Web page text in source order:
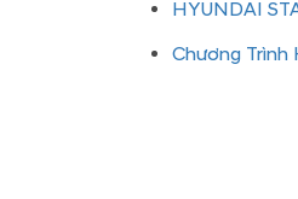
HYUNDAI
Chương